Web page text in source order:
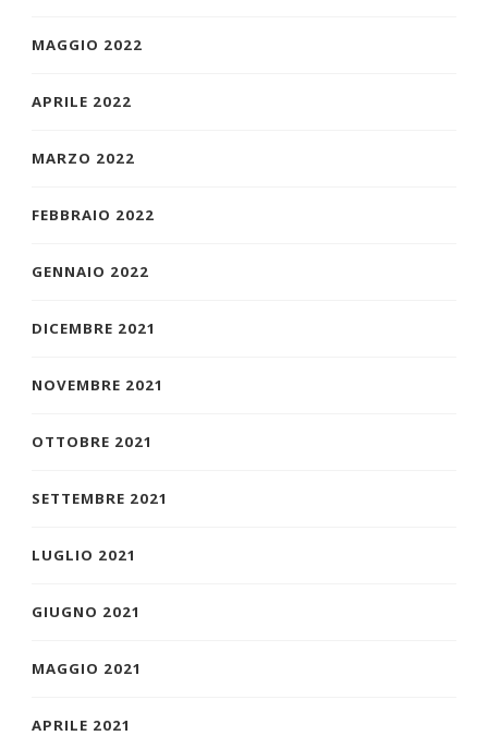
MAGGIO 2022
APRILE 2022
MARZO 2022
FEBBRAIO 2022
GENNAIO 2022
DICEMBRE 2021
NOVEMBRE 2021
OTTOBRE 2021
SETTEMBRE 2021
LUGLIO 2021
GIUGNO 2021
MAGGIO 2021
APRILE 2021